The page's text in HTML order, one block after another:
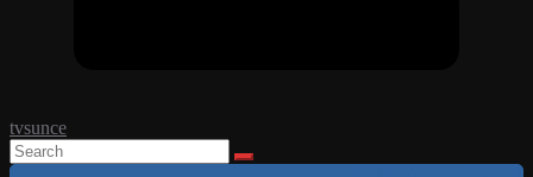
tvsunce